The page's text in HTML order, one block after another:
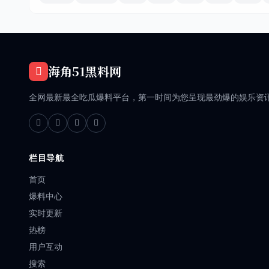
海角51黑料网
全网最新最全吃瓜爆料平台，第一时间为您呈现最劲爆的娱乐资
栏目导航
首页
爆料中心
实时更新
热榜
用户互动
搜索